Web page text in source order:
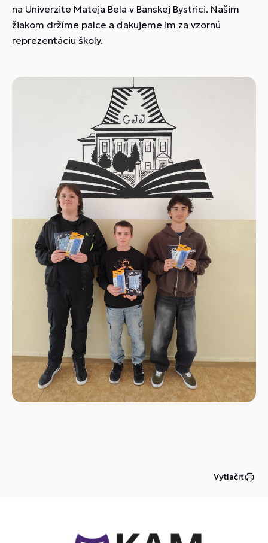
na Univerzite Mateja Bela v Banskej Bystrici. Našim
žiakom držíme palce a ďakujeme im za vzornú
reprezentáciu školy.
Vytlačiť